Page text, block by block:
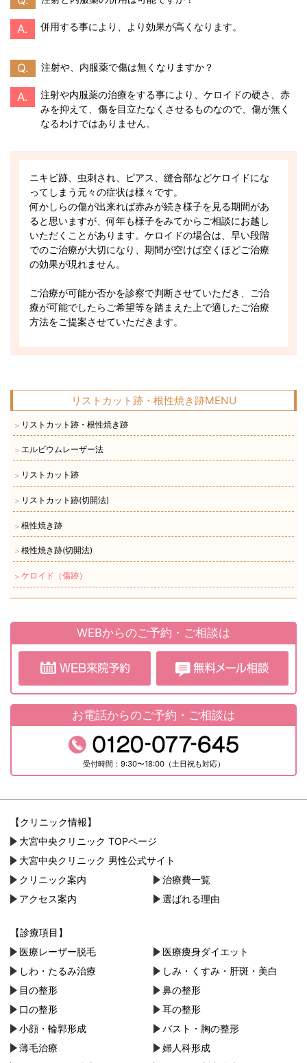
A. 併用する事により、より効果が高くなります。
Q. 注射や、内服薬で傷は無くなりますか？
A.
注射や内服薬の治療をする事により、ケロイドの硬さ、赤
みを抑えて、傷を目立たなくさせるものなので、傷が無く
なるわけではありません。
ニキビ跡、虫刺され、ピアス、縫合部などケロイドにな
ってしまう元々の症状は様々です。
何かしらの傷が出来れば赤みが続き様子を見る期間があ
ると思いますが、何年も様子をみてからご相談にお越し
いただくことがあります。ケロイドの場合は、早い段階
でのご治療が大切になり、期間が空けば空くほどご治療
の効果が現れません。
ご治療が可能か否かを診察で判断させていただき、ご治
療が可能でしたらご希望等を踏まえた上で適したご治療
方法をご提案させていただきます。
リストカット跡・根性焼き跡MENU
＞ リストカット跡・根性焼き跡
＞エルビウムレーザー法
＞ リストカット跡
＞ リストカット跡(切開法)
＞根性焼き跡
＞根性焼き跡(切開法)
＞ケロイド（傷跡）
WEBからのご予約・ご相談は
お電話からのご予約・ご相談は
受付時間：9:30〜18:00（土日祝も対応）
【クリニック情報】
大宮中央クリニック TOPページ
大宮中央クリニック 男性公式サイト
クリニック案内
治療費一覧
アクセス案内
選ばれる理由
【診療項目】
医療レーザー脱毛
医療痩身ダイエット
しわ・たるみ治療
しみ・くすみ・肝斑・美白
目の整形
鼻の整形
口の整形
耳の整形
小顔・︎輪郭形成
バスト・胸の整形
薄毛治療
婦人科形成